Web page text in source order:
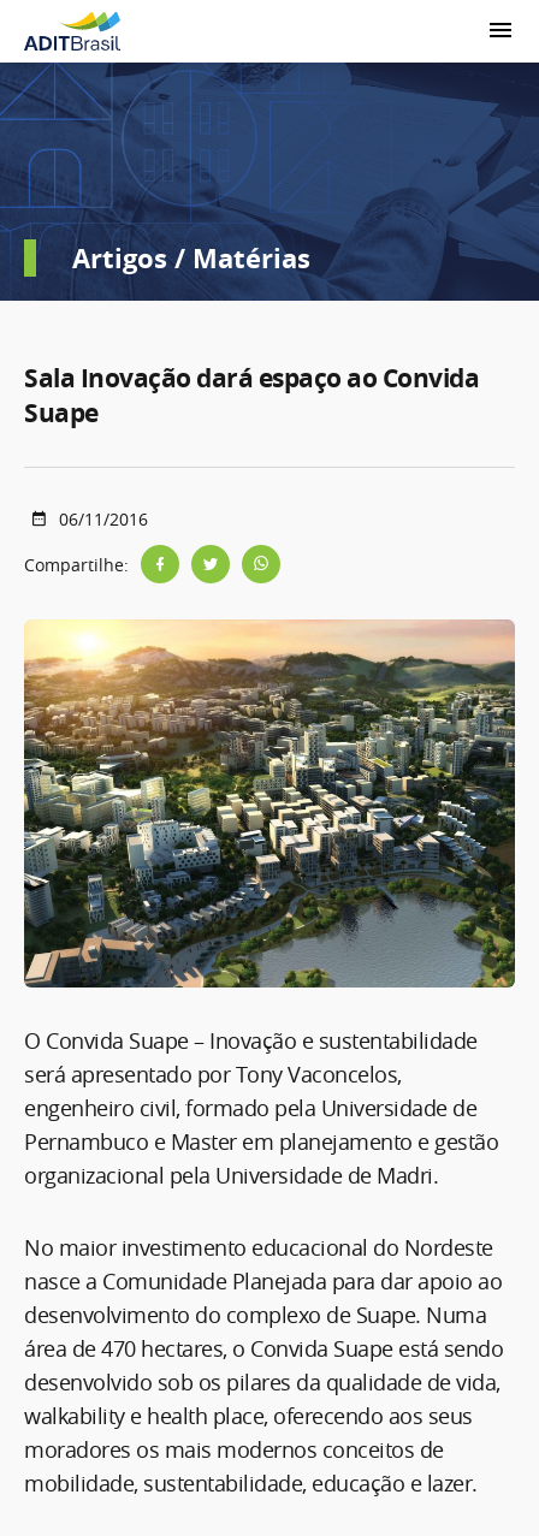
Artigos / Matérias
Sala Inovação dará espaço ao Convida
Suape
06/11/2016
Compartilhe:
O Convida Suape – Inovação e sustentabilidade
será apresentado por Tony Vaconcelos,
engenheiro civil, formado pela Universidade de
Pernambuco e Master em planejamento e gestão
organizacional pela Universidade de Madri.
No maior investimento educacional do Nordeste
nasce a Comunidade Planejada para dar apoio ao
desenvolvimento do complexo de Suape. Numa
área de 470 hectares, o Convida Suape está sendo
desenvolvido sob os pilares da qualidade de vida,
walkability e health place, oferecendo aos seus
moradores os mais modernos conceitos de
mobilidade, sustentabilidade, educação e lazer.